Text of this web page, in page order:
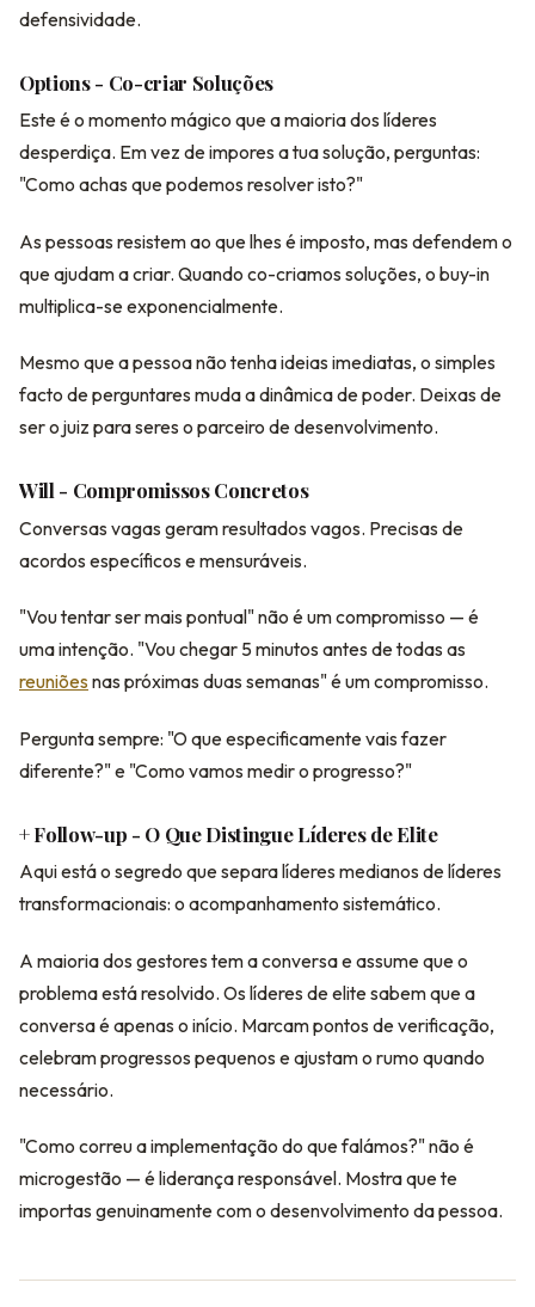
defensividade.
Options - Co-criar Soluções
Este é o momento mágico que a maioria dos líderes
desperdiça. Em vez de impores a tua solução, perguntas:
"Como achas que podemos resolver isto?"
As pessoas resistem ao que lhes é imposto, mas defendem o
que ajudam a criar. Quando co-criamos soluções, o buy-in
multiplica-se exponencialmente.
Mesmo que a pessoa não tenha ideias imediatas, o simples
facto de perguntares muda a dinâmica de poder. Deixas de
ser o juiz para seres o parceiro de desenvolvimento.
Will - Compromissos Concretos
Conversas vagas geram resultados vagos. Precisas de
acordos específicos e mensuráveis.
"Vou tentar ser mais pontual" não é um compromisso — é
uma intenção. "Vou chegar 5 minutos antes de todas as
reuniões nas próximas duas semanas" é um compromisso.
Pergunta sempre: "O que especificamente vais fazer
diferente?" e "Como vamos medir o progresso?"
+ Follow-up - O Que Distingue Líderes de Elite
Aqui está o segredo que separa líderes medianos de líderes
transformacionais: o acompanhamento sistemático.
A maioria dos gestores tem a conversa e assume que o
problema está resolvido. Os líderes de elite sabem que a
conversa é apenas o início. Marcam pontos de verificação,
celebram progressos pequenos e ajustam o rumo quando
necessário.
"Como correu a implementação do que falámos?" não é
microgestão — é liderança responsável. Mostra que te
importas genuinamente com o desenvolvimento da pessoa.